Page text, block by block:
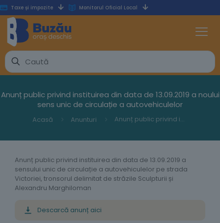
Taxe și impozite Monitorul Oficial Local
Anunț public privind instituirea din data de 13.09.2019 a noului
sens unic de circulație a autovehiculelor
Acasă Anunturi Anunț public privind instituirea din data de 13.09.2019 a noului sens unic de circulație a autovehiculelor
Anunț public privind instituirea din data de 13.09.2019 a
sensului unic de circulație a autovehiculelor pe strada
Victoriei, tronsorul delimitat de străzile Sculpturii și
Alexandru Marghiloman
Descarcă anunț aici